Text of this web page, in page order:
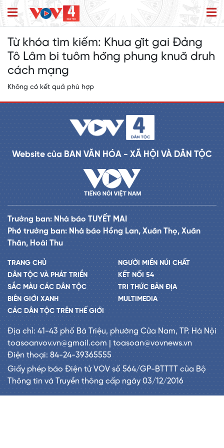
Từ khóa tìm kiếm: Khua gĭt gai Đảng
Tô Lâm bi tuôm hŏng phung knuă druh
cách mạng
Không có kết quả phù hợp
Website của BAN VĂN HÓA - XÃ HỘI VÀ DÂN TỘC
Trưởng ban: Nhà báo TUYẾT MAI
Phó trưởng ban: Nhà báo Hồng Lan, Xuân Thọ, Xuân
Thân, Hoài Thu
TRANG CHỦ
DÂN TỘC VÀ PHÁT TRIỂN
SẮC MÀU CÁC DÂN TỘC
BIÊN GIỚI XANH
CÁC DÂN TỘC TRÊN THẾ GIỚI
NGƯỜI MIỀN NÚI CHẤT
KẾT NỐI 54
TRI THỨC BẢN ĐỊA
MULTIMEDIA
Địa chỉ: 41-43 phố Bà Triệu, phường Cửa Nam, TP. Hà Nội
toasoanvov.vn@gmail.com | toasoan@vovnews.vn
Điện thoại: 84-24-39365555
Giấy phép báo Điện tử VOV số 564/GP-BTTTT của Bộ
Thông tin và Truyền thông cấp ngày 03/12/2016